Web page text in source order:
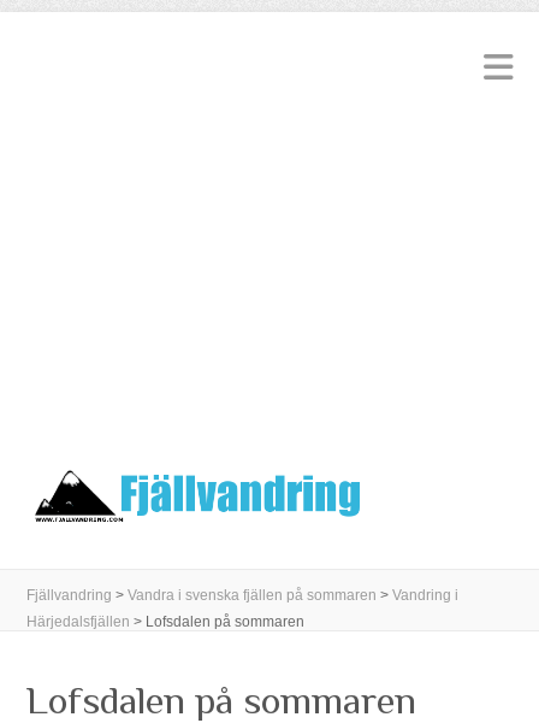
Fjällvandring >Vandra i svenska fjällen på sommaren >Vandring i
Härjedalsfjällen > Lofsdalen på sommaren
Lofsdalen på sommaren